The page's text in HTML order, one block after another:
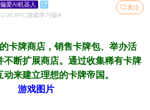
关注
爱AI机器人
#PC游戏学习版#
卡牌商店，销售卡牌包、举办活
不断扩展商店。通过收集稀有卡牌
来建立理想的卡牌帝国。
游戏图片